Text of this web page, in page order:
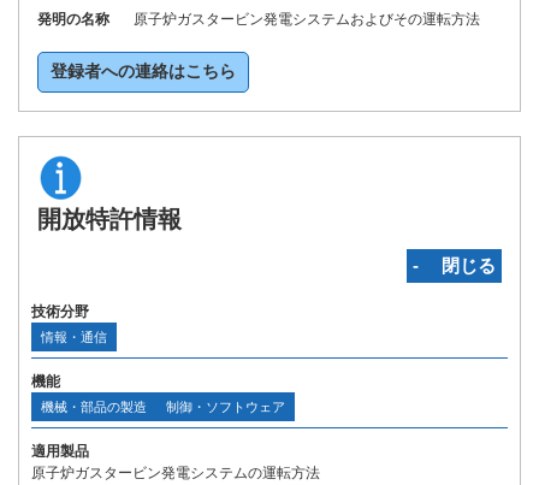
発明の名称
原子炉ガスタービン発電システムおよびその運転方法
登録者への連絡はこちら
開放特許情報
‐ 閉じる
技術分野
情報・通信
機能
機械・部品の製造 制御・ソフトウェア
適用製品
原子炉ガスタービン発電システムの運転方法